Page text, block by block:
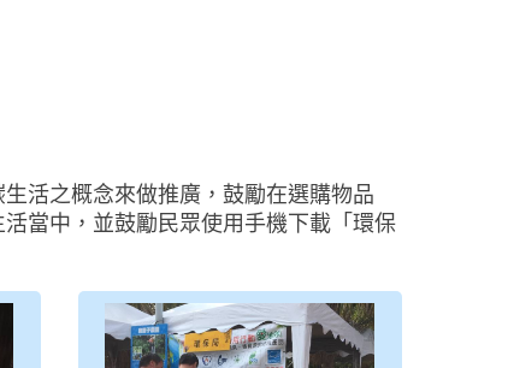
活之概念來做推廣，鼓勵在選購物品
當中，並鼓勵民眾使用手機下載「環保